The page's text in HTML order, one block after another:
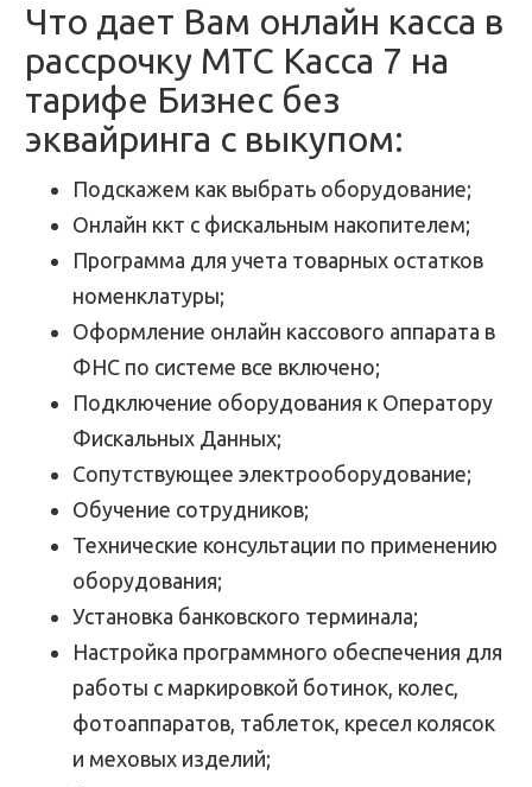
Что дает Вам онлайн касса в
рассрочку МТС Касса 7 на
тарифе Бизнес без
эквайринга с выкупом:
Подскажем как выбрать оборудование;
Онлайн ккт с фискальным накопителем;
Программа для учета товарных остатков
номенклатуры;
Оформление онлайн кассового аппарата в
ФНС по системе все включено;
Подключение оборудования к Оператору
Фискальных Данных;
Сопутствующее электрооборудование;
Обучение сотрудников;
Технические консультации по применению
оборудования;
Установка банковского терминала;
Настройка программного обеспечения для
работы с маркировкой ботинок, колес,
фотоаппаратов, таблеток, кресел колясок
и меховых изделий;